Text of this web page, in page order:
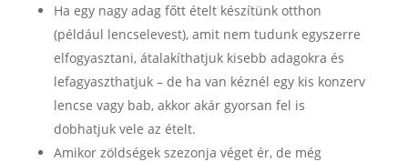
Ha egy nagy adag főtt ételt készítünk otthon
(például lencselevest), amit nem tudunk egyszerre
elfogyasztani, átalakíthatjuk kisebb adagokra és
lefagyaszthatjuk – de ha van kéznél egy kis konzerv
lencse vagy bab, akkor akár gyorsan fel is
dobhatjuk vele az ételt.
Amikor zöldségek szezonja véget ér, de még